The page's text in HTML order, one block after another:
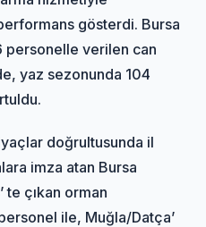
gösterdi. Bursa
personelle verilen can
yaz sezonunda 104
doğrultusunda il
imza atan Bursa
te çıkan orman
ile, Muğla/Datça’